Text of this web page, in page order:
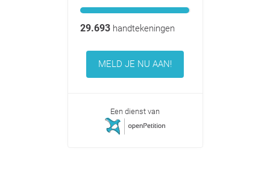
29.693handtekeningen
MELD JE NU AAN!
Een dienst van